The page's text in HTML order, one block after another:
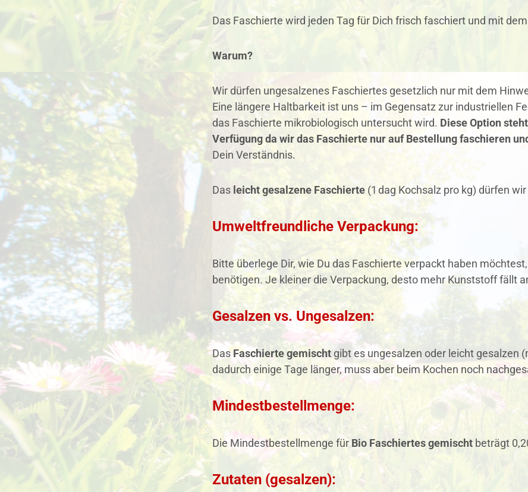
Das Faschierte wird jeden Tag für Dich frisch faschiert und mit
Warum?
Wir dürfen ungesalzenes Faschiertes gesetzlich nur mit dem
Eine längere Haltbarkeit ist uns – im Gegensatz zur industriellen
das Faschierte mikrobiologisch untersucht wird. Diese Option
Verfügung da wir das Faschierte nur auf Bestellung faschieren
Dein Verständnis.
Das leicht gesalzene Faschierte (1 dag Kochsalz pro kg) dürfen
Umweltfreundliche Verpackung:
Bitte überlege Dir, wie Du das Faschierte verpackt haben
benötigen. Je kleiner die Verpackung, desto mehr Kunststoff fällt
Gesalzen vs. Ungesalzen:
DasFaschierte gemischtgibt es ungesalzen oder leicht gesalzen
dadurch einige Tage länger, muss aber beim Kochen noch
Mindestbestellmenge:
Die Mindestbestellmenge für Bio Faschiertes gemischt beträgt
Zutaten (gesalzen):